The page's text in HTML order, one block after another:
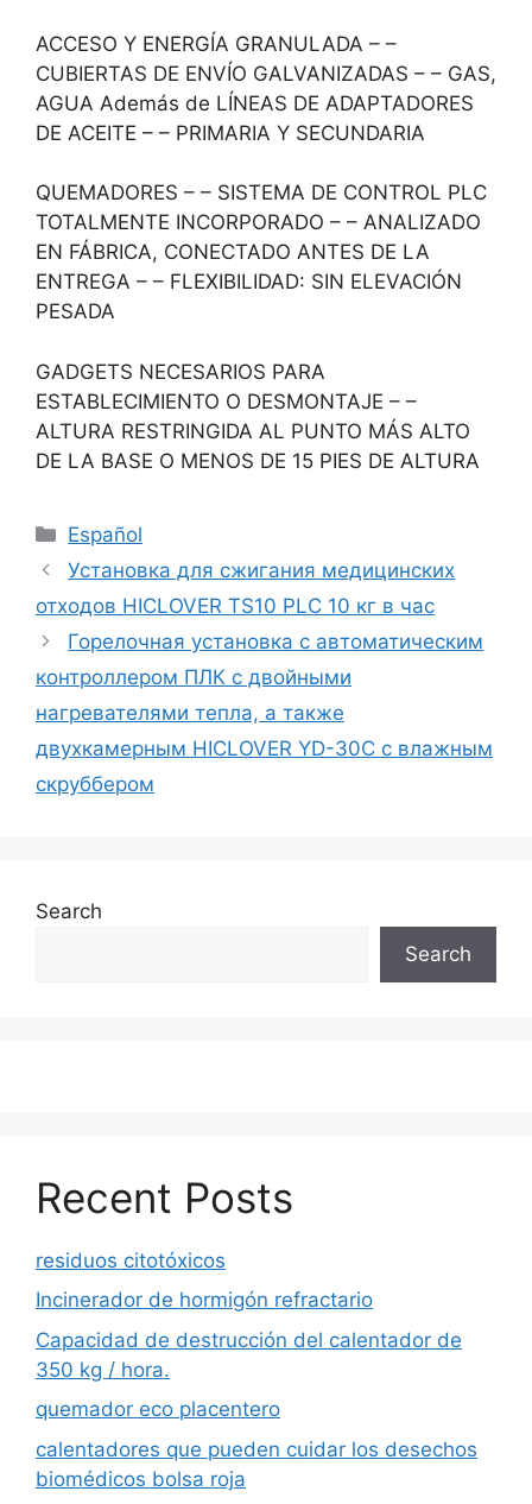
ACCESO Y ENERGÍA GRANULADA – –
CUBIERTAS DE ENVÍO GALVANIZADAS – – GAS,
AGUA Además de LÍNEAS DE ADAPTADORES
DE ACEITE – – PRIMARIA Y SECUNDARIA
QUEMADORES – – SISTEMA DE CONTROL PLC
TOTALMENTE INCORPORADO – – ANALIZADO
EN FÁBRICA, CONECTADO ANTES DE LA
ENTREGA – – FLEXIBILIDAD: SIN ELEVACIÓN
PESADA
GADGETS NECESARIOS PARA
ESTABLECIMIENTO O DESMONTAJE – –
ALTURA RESTRINGIDA AL PUNTO MÁS ALTO
DE LA BASE O MENOS DE 15 PIES DE ALTURA
Categories
Español
Установка для сжигания медицинских
отходов HICLOVER TS10 PLC 10 кг в час
Горелочная установка с автоматическим
контроллером ПЛК с двойными
нагревателями тепла, а также
двухкамерным HICLOVER YD-30C с влажным
скруббером
Search
Search
Recent Posts
residuos citotóxicos
Incinerador de hormigón refractario
Capacidad de destrucción del calentador de
350 kg / hora.
quemador eco placentero
calentadores que pueden cuidar los desechos
biomédicos bolsa roja